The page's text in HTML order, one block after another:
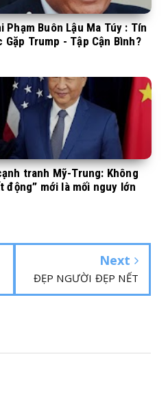
Phạm Buôn Lậu Ma Túy : Tín
Gặp Trump - Tập Cận Bình?
tranh Mỹ-Trung: Không
động” mới là mối nguy lớn
Next
ĐẸP NGƯỜI ĐẸP NẾT